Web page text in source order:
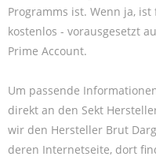
Programms ist. Wenn ja,
kostenlos - vorausgesetzt
Prime Account.
Um passende
direkt an den Sekt
wir den Hersteller Brut
deren Internetseite, dort